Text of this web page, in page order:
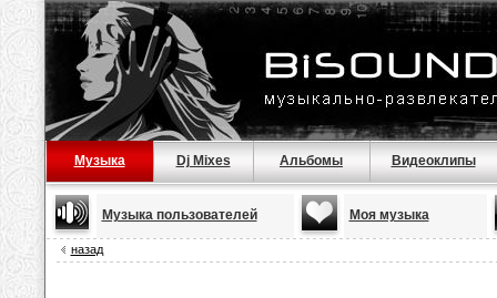
Музыка Dj Mixes Альбомы Видеоклипы
Музыка пользователей Моя музыка
назад